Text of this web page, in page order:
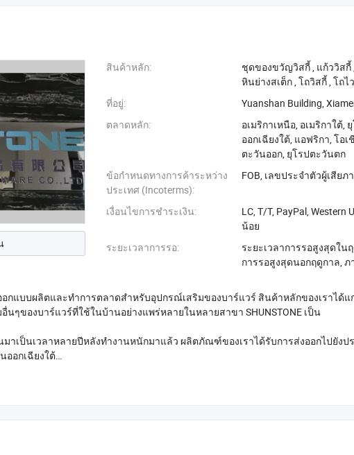
สินค้าหลัก: ‪ชุดของขวัญวิสกี้‬ ‪แก้ววิสกี้‬
‪หินย่างสเต็ก‬ ,‪โถวิสกี้‬ ,โถไ
ที่อยู่:
Yuanshan Building,
ตลาดหลัก:
อเมริกาเหนือ, อเมริกาใต้,
ออกเฉียงใต้, แอฟริกา, โอ
ตะวันออก, ยุโรปตะวันตก
ข้อกำหนดทางการค้าระหว่าง
ประเทศ (Incoterms):
FOB, เลขประจำตัวผู้เสียภา
เงื่อนไขการชำระเงิน:
LC, T/T, PayPal,
น้อย
ระยะเวลาการรอ:
ระยะเวลาการรอสูงสุดใน
การรอสูงสุดนอกฤดูกาล, ภ
อกแบบผลิตและทำการตลาดสำหรับอุปกรณ์เสริมของบาร์แวร์ สินค้าหลักของเราได้
ๆของบาร์แวร์ที่ใช้ในบ้านอย่างแพร่หลายในหลายสาขา SHUNSTONE เป็น
าเป็นเวลาหลายปีหลังทำงานหนักมาแล้ว ผลิตภัณฑ์ของเราได้รับการส่งออกไปยังป
ออกเฉียงใต้
รณ์การผลิตขั้นสูง จากการจัดการด้านคุณภาพของ ISO9001, ...